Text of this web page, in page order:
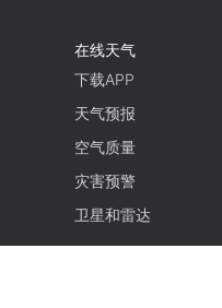
在线天气
下载APP
天气预报
空气质量
灾害预警
卫星和雷达